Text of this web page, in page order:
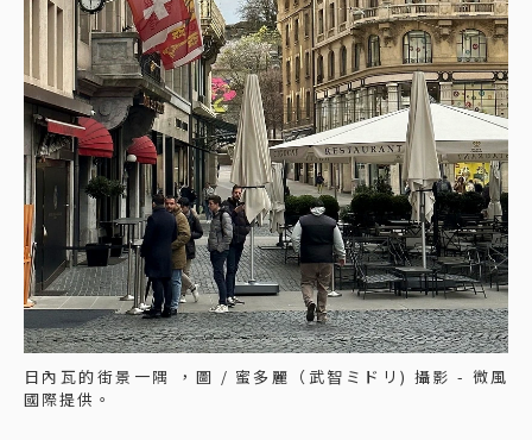
日內瓦的街景一隅 ，圖 / 蜜多麗（武智ミドリ) 攝影 - 微風
國際提供。